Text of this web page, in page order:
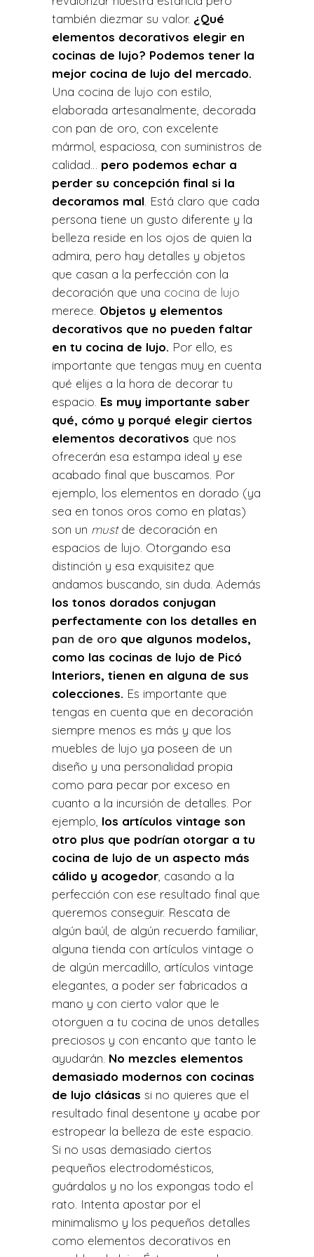
también diezmar su valor. ¿Qué
elementos decorativos elegir en
cocinas de lujo? Podemos tener la
mejor cocina de lujo del mercado.
Una cocina de lujo con estilo,
elaborada artesanalmente, decorada
con pan de oro, con excelente
mármol, espaciosa, con suministros de
calidad… pero podemos echar a
perder su concepción final si la
decoramos mal . Está claro que cada
persona tiene un gusto diferente y la
belleza reside en los ojos de quien la
admira, pero hay detalles y objetos
que casan a la perfección con la
decoración que una cocina de lujo
merece. Objetos y elementos
decorativos que no pueden faltar
en tu cocina de lujo. Por ello, es
importante que tengas muy en cuenta
qué elijes a la hora de decorar tu
espacio. Es muy importante saber
qué, cómo y porqué elegir ciertos
elementos decorativos que nos
ofrecerán esa estampa ideal y ese
acabado final que buscamos. Por
ejemplo, los elementos en dorado (ya
sea en tonos oros como en platas)
son un mustde decoración en
espacios de lujo. Otorgando esa
distinción y esa exquisitez que
andamos buscando, sin duda. Además
los tonos dorados conjugan
perfectamente con los detalles en
pan de oro que algunos modelos,
como las cocinas de lujo de Picó
Interiors, tienen en alguna de sus
colecciones. Es importante que
tengas en cuenta que en decoración
siempre menos es más y que los
muebles de lujo ya poseen de un
diseño y una personalidad propia
como para pecar por exceso en
cuanto a la incursión de detalles. Por
ejemplo, los artículos vintage son
otro plus que podrían otorgar a tu
cocina de lujo de un aspecto más
cálido y acogedor , casando a la
perfección con ese resultado final que
queremos conseguir. Rescata de
algún baúl, de algún recuerdo familiar,
alguna tienda con artículos vintage o
de algún mercadillo, artículos vintage
elegantes, a poder ser fabricados a
mano y con cierto valor que le
otorguen a tu cocina de unos detalles
preciosos y con encanto que tanto le
ayudarán. No mezcles elementos
demasiado modernos con cocinas
de lujo clásicas si no quieres que el
resultado final desentone y acabe por
estropear la belleza de este espacio.
Si no usas demasiado ciertos
pequeños electrodomésticos,
guárdalos y no los expongas todo el
rato. Intenta apostar por el
minimalismo y los pequeños detalles
como elementos decorativos en